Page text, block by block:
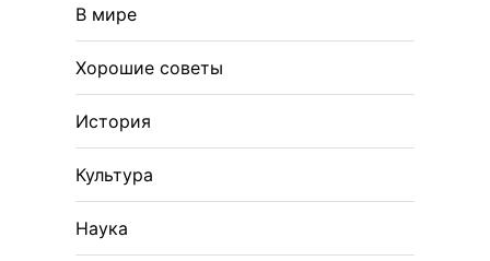
В мире
Хорошие советы
История
Культура
Наука